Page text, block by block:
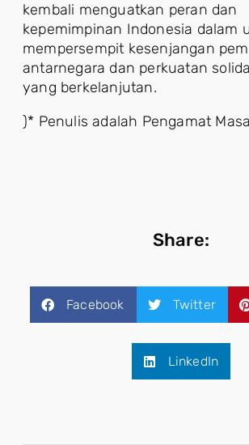
kembali menguatkan peran dan
kepemimpinan Indonesia dalam
mempersempit kesenjangan
antarnegara dan perkuatan
yang berkelanjutan.
)* Penulis adalah Pengamat
Share:
Facebook Twitter
LinkedIn